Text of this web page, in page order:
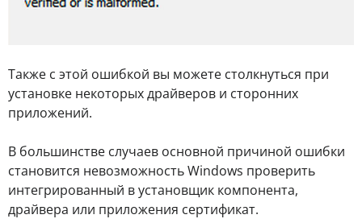
Также с этой ошибкой вы можете столкнуться при
установке некоторых драйверов и сторонних
приложений.
В большинстве случаев основной причиной ошибки
становится невозможность Windows проверить
интегрированный в установщик компонента,
драйвера или приложения сертификат.